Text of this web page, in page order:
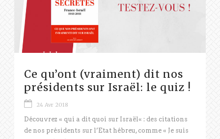
Ce qu’ont (vraiment) dit nos
présidents sur Israël: le quiz !
24 Avr 2018
Découvrez « qui a dit quoi sur Israël« : des citations
de nos présidents sur l’Etat hébreu, comme « Je suis